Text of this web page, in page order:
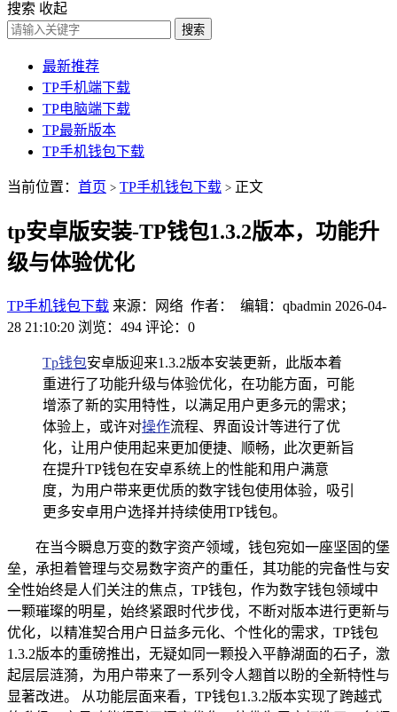
搜索 收起
搜索
最新推荐
TP手机端下载
TP电脑端下载
TP最新版本
TP手机钱包下载
当前位置： 首页 > TP手机钱包下载 > 正文
tp安卓版安装-TP钱包1.3.2版本，功能升
级与体验优化
TP手机钱包下载 来源：网络 作者： 编辑：qbadmin 2026-04-
28 21:10:20 浏览：494 评论：0
Tp钱包安卓版迎来1.3.2版本安装更新，此版本着
重进行了功能升级与体验优化，在功能方面，可能
增添了新的实用特性，以满足用户更多元的需求；
体验上，或许对操作流程、界面设计等进行了优
化，让用户使用起来更加便捷、顺畅，此次更新旨
在提升TP钱包在安卓系统上的性能和用户满意
度，为用户带来更优质的数字钱包使用体验，吸引
更多安卓用户选择并持续使用TP钱包。
在当今瞬息万变的数字资产领域，钱包宛如一座坚固的堡
垒，承担着管理与交易数字资产的重任，其功能的完备性与安
全性始终是人们关注的焦点，TP钱包，作为数字钱包领域中
一颗璀璨的明星，始终紧跟时代步伐，不断对版本进行更新与
优化，以精准契合用户日益多元化、个性化的需求，TP钱包
1.3.2版本的重磅推出，无疑如同一颗投入平静湖面的石子，激
起层层涟漪，为用户带来了一系列令人翘首以盼的全新特性与
显著改进。 从功能层面来看，TP钱包1.3.2版本实现了跨越式